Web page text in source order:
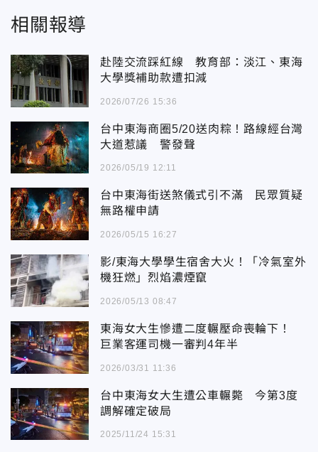
相關報導
赴陸交流踩紅線 教育部：淡江、東海
大學獎補助款遭扣減
2026/07/26 15:36
台中東海商圈5/20送肉粽！路線經台灣
大道惹議 警發聲
2026/05/19 12:11
台中東海街送煞儀式引不滿 民眾質疑
無路權申請
2026/05/15 16:27
影/東海大學學生宿舍大火！「冷氣室外
機狂燃」烈焰濃煙竄
2026/05/13 08:47
東海女大生慘遭二度輾壓命喪輪下！
巨業客運司機一審判4年半
2026/03/31 11:36
台中東海女大生遭公車輾斃 今第3度
調解確定破局
2025/11/24 15:31